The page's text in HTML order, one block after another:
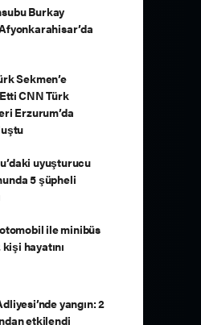
Burkay
Sekmen’e
CNN Türk
Erzurum’da
uyuşturucu
5 şüpheli
ile minibüs
hayatını
yangın: 2
etkilendi